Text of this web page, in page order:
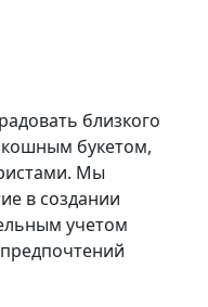
близкого
букетом,
Мы
в создании
учетом